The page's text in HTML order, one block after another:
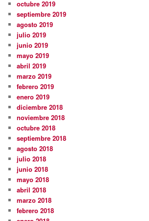
octubre 2019
septiembre 2019
agosto 2019
julio 2019
junio 2019
mayo 2019
abril 2019
marzo 2019
febrero 2019
enero 2019
diciembre 2018
noviembre 2018
octubre 2018
septiembre 2018
agosto 2018
julio 2018
junio 2018
mayo 2018
abril 2018
marzo 2018
febrero 2018